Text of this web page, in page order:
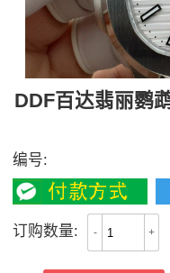
DDF百达翡丽鹦
编号:
订购数量: - +